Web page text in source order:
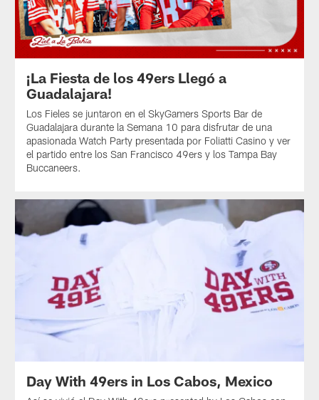
¡La Fiesta de los 49ers Llegó a
Guadalajara!
Los Fieles se juntaron en el SkyGamers Sports Bar de
Guadalajara durante la Semana 10 para disfrutar de una
apasionada Watch Party presentada por Foliatti Casino y ver
el partido entre los San Francisco 49ers y los Tampa Bay
Buccaneers.
Day With 49ers in Los Cabos, Mexico